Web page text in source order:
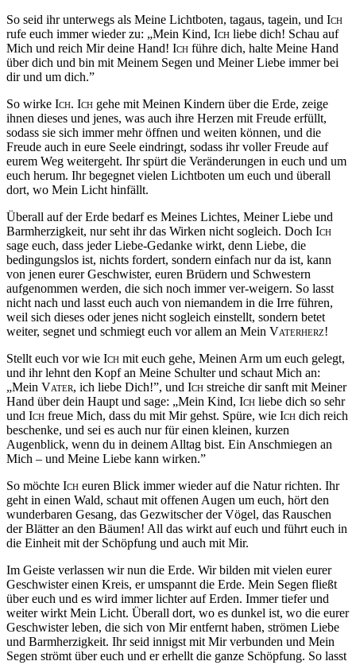
So seid ihr unterwegs als Meine Lichtboten, tagaus, tagein, und Ich
rufe euch immer wieder zu: „Mein Kind, Ich liebe dich! Schau auf
Mich und reich Mir deine Hand! Ich führe dich, halte Meine Hand
über dich und bin mit Meinem Segen und Meiner Liebe immer bei
dir und um dich.”
So wirke Ich. Ich gehe mit Meinen Kindern über die Erde, zeige
ihnen dieses und jenes, was auch ihre Herzen mit Freude erfüllt,
sodass sie sich immer mehr öffnen und weiten können, und die
Freude auch in eure Seele eindringt, sodass ihr voller Freude auf
eurem Weg weitergeht. Ihr spürt die Veränderungen in euch und um
euch herum. Ihr begegnet vielen Lichtboten um euch und überall
dort, wo Mein Licht hinfällt.
Überall auf der Erde bedarf es Meines Lichtes, Meiner Liebe und
Barmherzigkeit, nur seht ihr das Wirken nicht sogleich. Doch Ich
sage euch, dass jeder Liebe-Gedanke wirkt, denn Liebe, die
bedingungslos ist, nichts fordert, sondern einfach nur da ist, kann
von jenen eurer Geschwister, euren Brüdern und Schwestern
aufgenommen werden, die sich noch immer ver-weigern. So lasst
nicht nach und lasst euch auch von niemandem in die Irre führen,
weil sich dieses oder jenes nicht sogleich einstellt, sondern betet
weiter, segnet und schmiegt euch vor allem an Mein Vaterherz!
Stellt euch vor wie Ich mit euch gehe, Meinen Arm um euch gelegt,
und ihr lehnt den Kopf an Meine Schulter und schaut Mich an:
„Mein Vater, ich liebe Dich!”, und Ich streiche dir sanft mit Meiner
Hand über dein Haupt und sage: „Mein Kind, Ich liebe dich so sehr
und Ich freue Mich, dass du mit Mir gehst. Spüre, wie Ich dich reich
beschenke, und sei es auch nur für einen kleinen, kurzen
Augenblick, wenn du in deinem Alltag bist. Ein Anschmiegen an
Mich – und Meine Liebe kann wirken.”
So möchte Ich euren Blick immer wieder auf die Natur richten. Ihr
geht in einen Wald, schaut mit offenen Augen um euch, hört den
wunderbaren Gesang, das Gezwitscher der Vögel, das Rauschen
der Blätter an den Bäumen! All das wirkt auf euch und führt euch in
die Einheit mit der Schöpfung und auch mit Mir.
Im Geiste verlassen wir nun die Erde. Wir bilden mit vielen eurer
Geschwister einen Kreis, er umspannt die Erde. Mein Segen fließt
über euch und es wird immer lichter auf Erden. Immer tiefer und
weiter wirkt Mein Licht. Überall dort, wo es dunkel ist, wo die eurer
Geschwister leben, die sich von Mir entfernt haben, strömen Liebe
und Barmherzigkeit. Ihr seid innigst mit Mir verbunden und Mein
Segen strömt über euch und er erhellt die ganze Schöpfung. So lasst